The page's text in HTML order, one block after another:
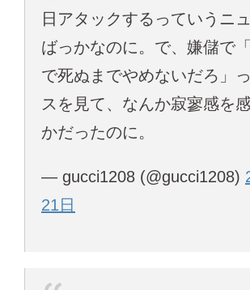
日アタックするっていうニ
ばっかなのに。で、嫌儲で
で死ぬまでやめないだろ」
スを見て、なんか寂寥感を
かだったのに。
— gucci1208 (@gucci1208)
21日